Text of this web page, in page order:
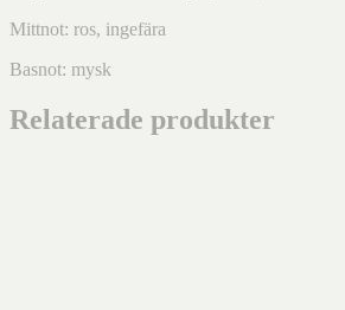
Mittnot: ros, ingefära
Basnot: mysk
Relaterade produkter